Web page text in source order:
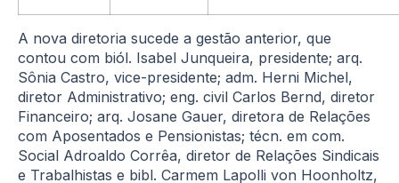
A nova diretoria sucede a gestão anterior, que
contou com biól. Isabel Junqueira, presidente; arq.
Sônia Castro, vice-presidente; adm. Herni Michel,
diretor Administrativo; eng. civil Carlos Bernd, diretor
Financeiro; arq. Josane Gauer, diretora de Relações
com Aposentados e Pensionistas; técn. em com.
Social Adroaldo Corrêa, diretor de Relações Sindicais
e Trabalhistas e bibl. Carmem Lapolli von Hoonholtz,